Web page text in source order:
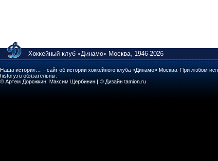
Хоккейный клуб «Динамо» Москва, 1946-2026
Наша история… – сайт об истории хоккейного клуба «Динамо» Москва. При любом
history.ru обязательны.
© Артем Дорожкин, Максим Щербинин | © Дизайн tamion.ru